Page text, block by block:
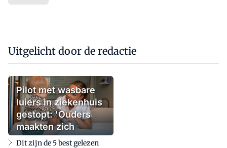
Uitgelicht door de redactie
Pilot met wasbare
luiers in ziekenhuis
gestopt: 'Ouders
maakten zich
zorgen'
Dit zijn de 5 best gelezen